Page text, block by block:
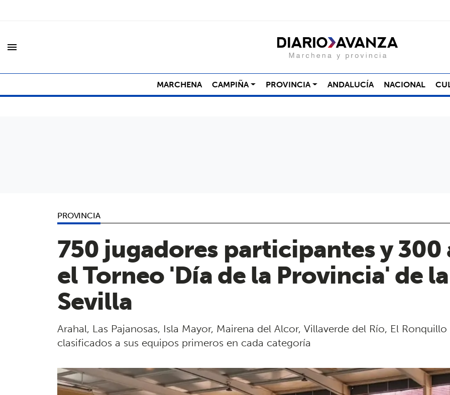
menu
MARCHENA CAMPIÑA PROVINCIA ANDALUCÍA NACIONAL
PROVINCIA
750 jugadores participantes y 300
el Torneo 'Día de la Provincia' de
Sevilla
Arahal, Las Pajanosas, Isla Mayor, Mairena del Alcor, Villaverde del Río, El
clasificados a sus equipos primeros en cada categoría